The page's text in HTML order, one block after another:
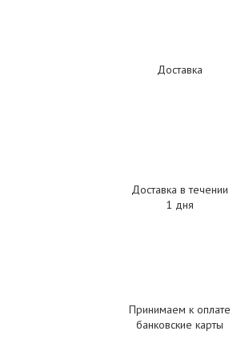
Доставка
Доставка в течении
1 дня
Принимаем к оплате
банковские карты